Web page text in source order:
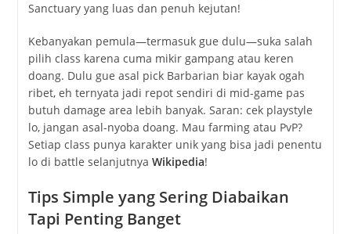
Sanctuary yang luas dan penuh kejutan!
Kebanyakan pemula—termasuk gue dulu—suka salah
pilih class karena cuma mikir gampang atau keren
doang. Dulu gue asal pick Barbarian biar kayak ogah
ribet, eh ternyata jadi repot sendiri di mid-game pas
butuh damage area lebih banyak. Saran: cek playstyle
lo, jangan asal-nyoba doang. Mau farming atau PvP?
Setiap class punya karakter unik yang bisa jadi penentu
lo di battle selanjutnya Wikipedia!
Tips Simple yang Sering Diabaikan
Tapi Penting Banget